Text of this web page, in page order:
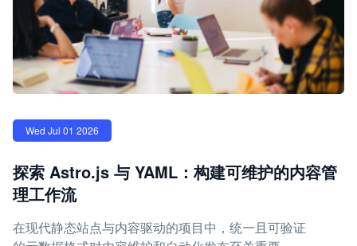
Wed Jul 01 2026
探索 Astro.js 与 YAML：构建可维护的内容管
理工作流
在现代静态站点与内容驱动的项目中，统一且可验证